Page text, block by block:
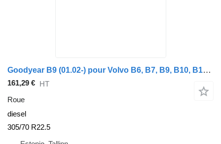
Goodyear B9 (01.02-) pour Volvo B6, B7, B9, B10, B12 bus (1978-2011)
161,29 € HT
Roue
diesel
305/70 R22.5